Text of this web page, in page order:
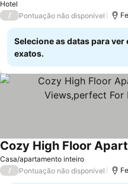
Hotel
/ Pontuação não disponível
Selecione as datas para ver
exatos.
Casa/apartamento inteiro
/ Pontuação não disponível